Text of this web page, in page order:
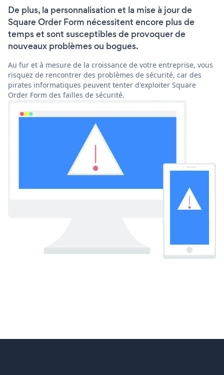
De plus, la personnalisation et la mise à jour de
Square Order Form nécessitent encore plus de
temps et sont susceptibles de provoquer de
nouveaux problèmes ou bogues.
Au fur et à mesure de la croissance de votre entreprise, vous
risquez de rencontrer des problèmes de sécurité, car des
pirates informatiques peuvent tenter d'exploiter Square
Order Form des failles de sécurité.